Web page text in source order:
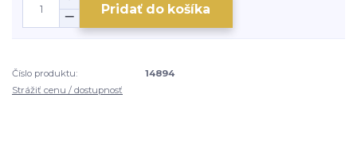
Pridať do košíka
Číslo produktu:
14894
Strážiť cenu / dostupnosť